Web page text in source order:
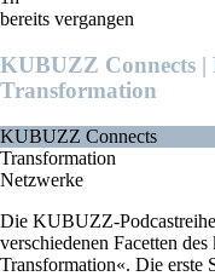
bereits vergangen
KUBUZZ Connects |
Transformation
KUBUZZ Connects
Transformation
Netzwerke
Die KUBUZZ-
verschiedenen Facetten
Transformation«. Die erste